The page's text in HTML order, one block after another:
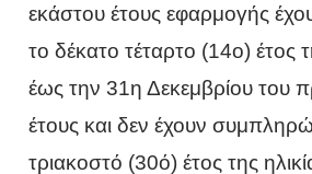
εκάστου έτους εφαρμογής
το δέκατο τέταρτο (14ο) έτος
έως την 31η Δεκεμβρίου του
έτους και δεν έχουν
τριακοστό (30ό) έτος της